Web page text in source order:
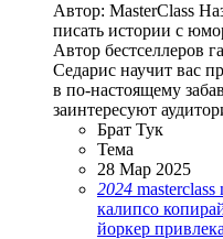
Автор: MasterClass
писать истории с
Автор бестселлеров
Седарис научит вас
в по-настоящему
заинтересуют
Брат Тук
Тема
28 Мар 2025
2024 masterclass
калипсо
йоркер